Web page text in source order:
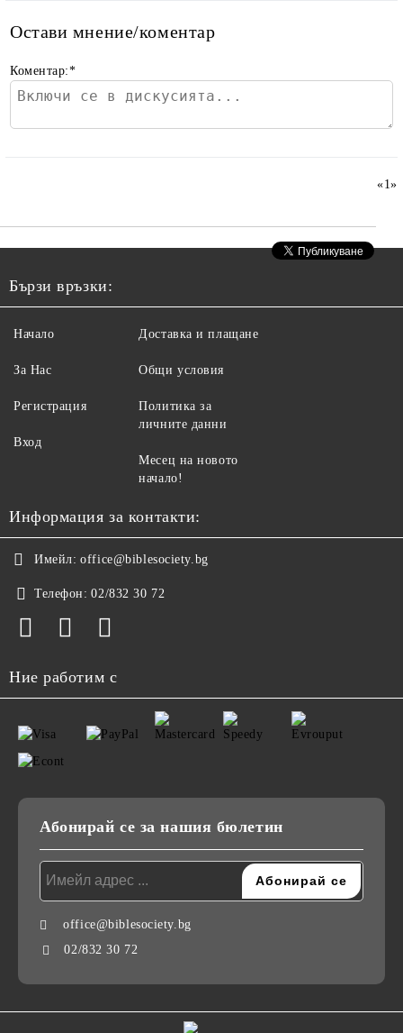
Остави мнение/коментар
Коментар:*
«1»
Бързи връзки:
Начало
За Нас
Регистрация
Вход
Доставка и плащане
Общи условия
Политика за
личните данни
Месец на новото
начало!
Информация за контакти:
Имейл: office@biblesociety.bg
Телефон: 02/832 30 72
Ние работим с
Абонирай се за нашия бюлетин
office@biblesociety.bg
02/832 30 72